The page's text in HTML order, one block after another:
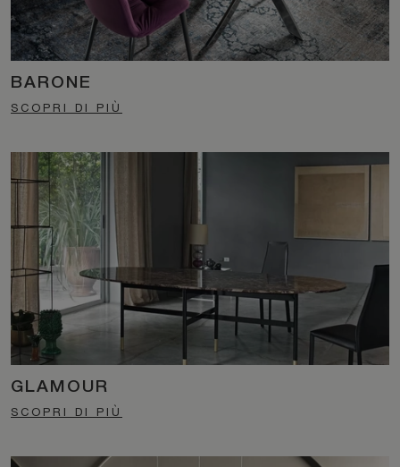
BARONE
SCOPRI DI PIÙ
GLAMOUR
SCOPRI DI PIÙ